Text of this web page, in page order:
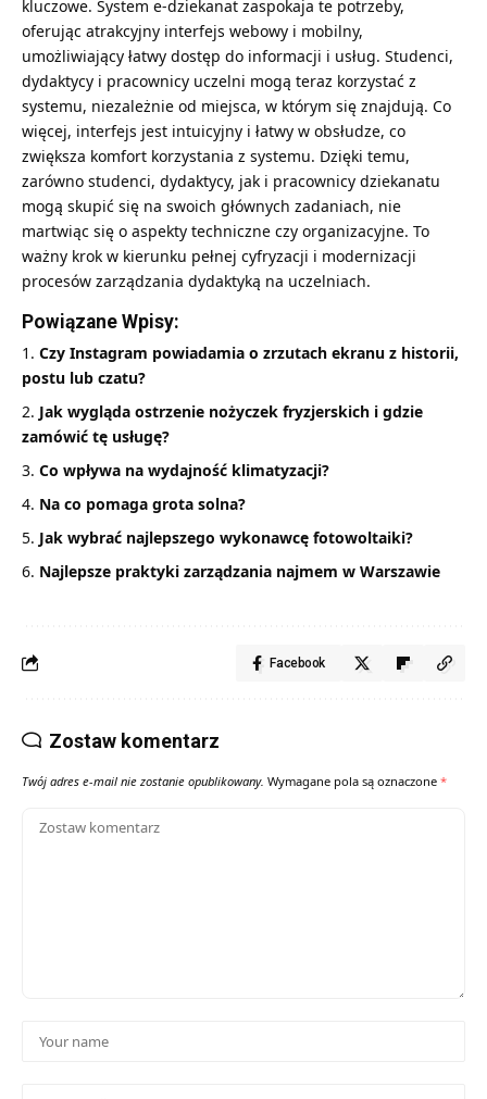
kluczowe. System e-dziekanat zaspokaja te potrzeby,
oferując atrakcyjny interfejs webowy i mobilny,
umożliwiający łatwy dostęp do informacji i usług. Studenci,
dydaktycy i pracownicy uczelni mogą teraz korzystać z
systemu, niezależnie od miejsca, w którym się znajdują. Co
więcej, interfejs jest intuicyjny i łatwy w obsłudze, co
zwiększa komfort korzystania z systemu. Dzięki temu,
zarówno studenci, dydaktycy, jak i pracownicy dziekanatu
mogą skupić się na swoich głównych zadaniach, nie
martwiąc się o aspekty techniczne czy organizacyjne. To
ważny krok w kierunku pełnej cyfryzacji i modernizacji
procesów zarządzania dydaktyką na uczelniach.
Powiązane Wpisy:
Czy Instagram powiadamia o zrzutach ekranu z historii,
postu lub czatu?
Jak wygląda ostrzenie nożyczek fryzjerskich i gdzie
zamówić tę usługę?
Co wpływa na wydajność klimatyzacji?
Na co pomaga grota solna?
Jak wybrać najlepszego wykonawcę fotowoltaiki?
Najlepsze praktyki zarządzania najmem w Warszawie
Facebook
Zostaw komentarz
Twój adres e-mail nie zostanie opublikowany. Wymagane pola są oznaczone *